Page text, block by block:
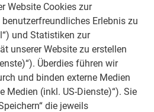
Website Cookies zur
Erlebnis zu
und Statistiken zur
unserer Website zu erstellen
Überdies führen wir
und binden externe Medien
Medien (inkl. US-Dienste)“). Sie
die jeweils
Verarbeiter oder
all
uns am Herzen.
als PREFA in
als
zu stehen.
selbst!